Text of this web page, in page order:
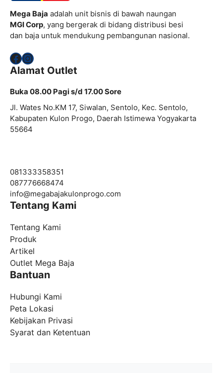
Mega Baja adalah unit bisnis di bawah naungan
MGI Corp, yang bergerak di bidang distribusi besi
dan baja untuk mendukung pembangunan nasional.
Facebook
Instagram
Alamat Outlet
Buka 08.00 Pagi s/d 17.00 Sore
Jl. Wates No.KM 17, Siwalan, Sentolo, Kec. Sentolo,
Kabupaten Kulon Progo, Daerah Istimewa Yogyakarta
55664
081333358351
087776668474
info@megabajakulonprogo.com
Tentang Kami
Tentang Kami
Produk
Artikel
Outlet Mega Baja
Bantuan
Hubungi Kami
Peta Lokasi
Kebijakan Privasi
Syarat dan Ketentuan